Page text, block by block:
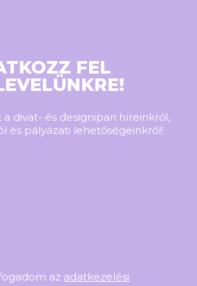
FEL
a divat- és designipari híreinkről,
és pályázati lehetőségeinkről!
az adatkezelési